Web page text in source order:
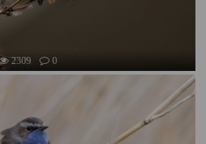
2309 0